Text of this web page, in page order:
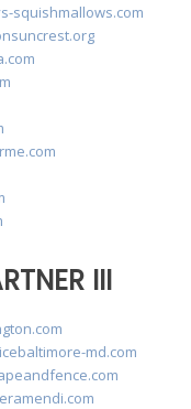
squishmallows.com
III
md.com